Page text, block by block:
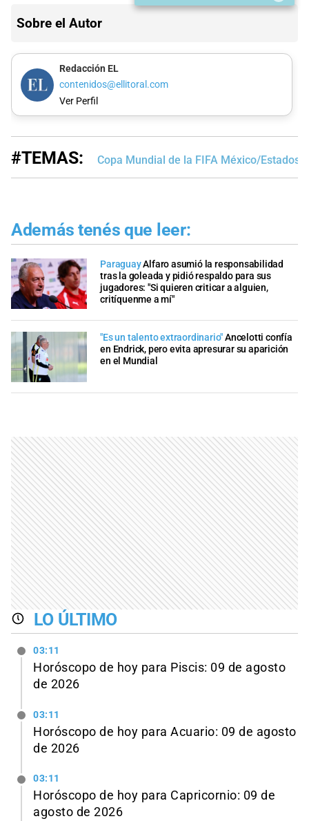
Sobre el Autor
Redacción EL
contenidos@ellitoral.com
Ver Perfil
#TEMAS: Copa Mundial de la FIFA México/Estados
Además tenés que leer:
ParaguayAlfaro asumió la responsabilidad
tras la goleada y pidió respaldo para sus
jugadores: "Si quieren criticar a alguien,
critíquenme a mí"
"Es un talento extraordinario"Ancelotti confía
en Endrick, pero evita apresurar su aparición
en el Mundial
LO ÚLTIMO
03:11
Horóscopo de hoy para Piscis: 09 de agosto
de 2026
03:11
Horóscopo de hoy para Acuario: 09 de agosto
de 2026
03:11
Horóscopo de hoy para Capricornio: 09 de
agosto de 2026